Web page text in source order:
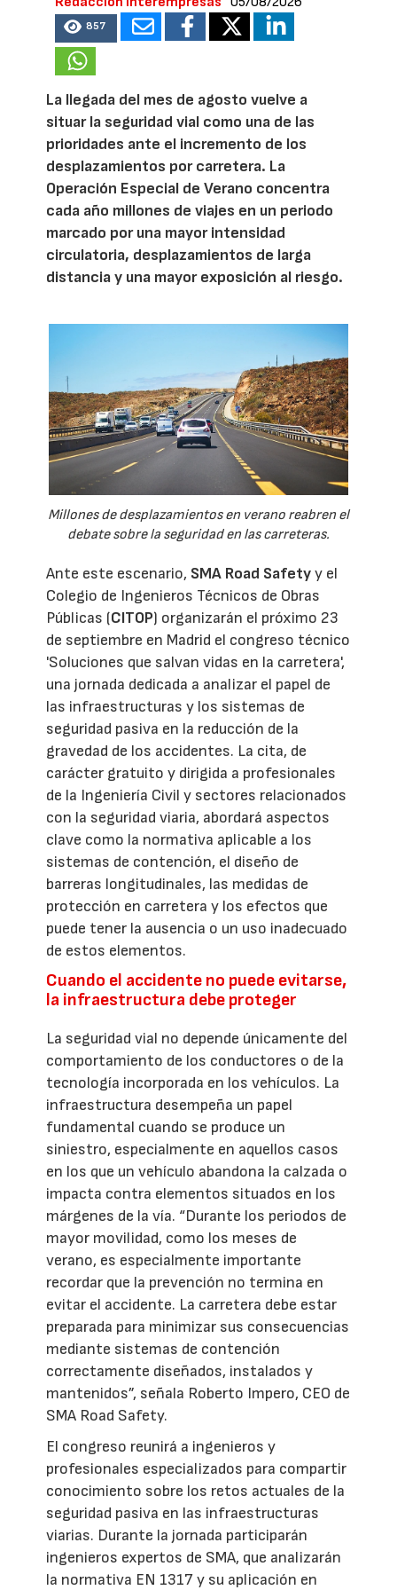
857
La llegada del mes de agosto vuelve a
situar la seguridad vial como una de las
prioridades ante el incremento de los
desplazamientos por carretera. La
Operación Especial de Verano concentra
cada año millones de viajes en un periodo
marcado por una mayor intensidad
circulatoria, desplazamientos de larga
distancia y una mayor exposición al riesgo.
Millones de desplazamientos en verano reabren el
debate sobre la seguridad en las carreteras.
Ante este escenario, SMA Road Safetyy el
Colegio de Ingenieros Técnicos de Obras
Públicas (CITOP) organizarán el próximo 23
de septiembre en Madrid el congreso técnico
'Soluciones que salvan vidas en la carretera',
una jornada dedicada a analizar el papel de
las infraestructuras y los sistemas de
seguridad pasiva en la reducción de la
gravedad de los accidentes. La cita, de
carácter gratuito y dirigida a profesionales
de la Ingeniería Civil y sectores relacionados
con la seguridad viaria, abordará aspectos
clave como la normativa aplicable a los
sistemas de contención, el diseño de
barreras longitudinales, las medidas de
protección en carretera y los efectos que
puede tener la ausencia o un uso inadecuado
de estos elementos.
Cuando el accidente no puede evitarse,
la infraestructura debe proteger
La seguridad vial no depende únicamente del
comportamiento de los conductores o de la
tecnología incorporada en los vehículos. La
infraestructura desempeña un papel
fundamental cuando se produce un
siniestro, especialmente en aquellos casos
en los que un vehículo abandona la calzada o
impacta contra elementos situados en los
márgenes de la vía. “Durante los periodos de
mayor movilidad, como los meses de
verano, es especialmente importante
recordar que la prevención no termina en
evitar el accidente. La carretera debe estar
preparada para minimizar sus consecuencias
mediante sistemas de contención
correctamente diseñados, instalados y
mantenidos”, señala Roberto Impero, CEO de
SMA Road Safety.
El congreso reunirá a ingenieros y
profesionales especializados para compartir
conocimiento sobre los retos actuales de la
seguridad pasiva en las infraestructuras
viarias. Durante la jornada participarán
ingenieros expertos de SMA, que analizarán
la normativa EN 1317 y su aplicación en